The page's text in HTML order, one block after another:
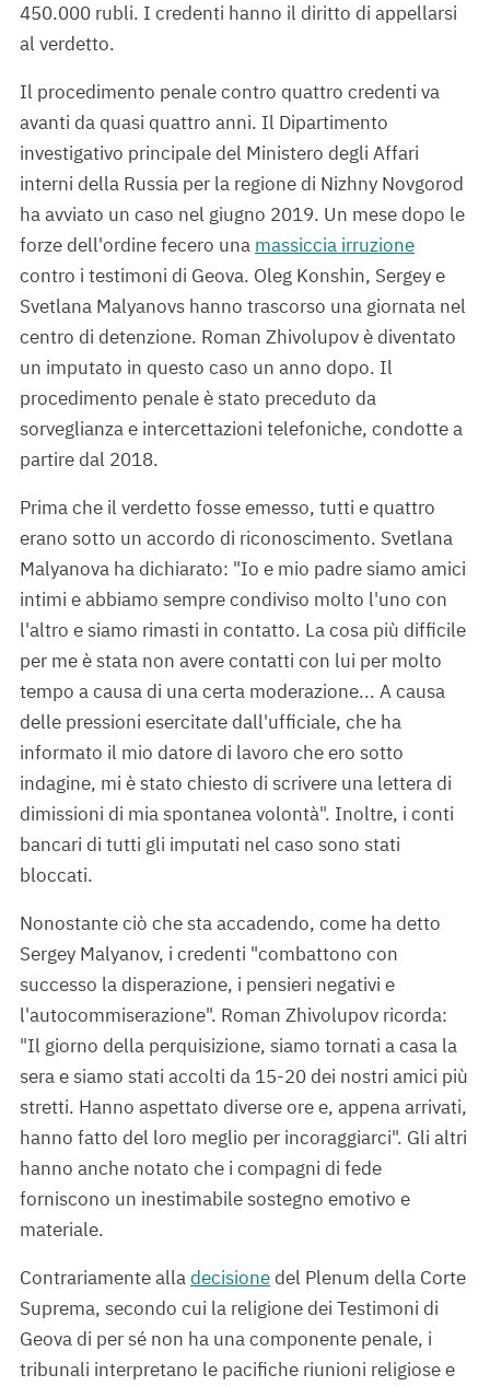
450.000 rubli. I credenti hanno il diritto di appellarsi
al verdetto.
Il procedimento penale contro quattro credenti va
avanti da quasi quattro anni. Il Dipartimento
investigativo principale del Ministero degli Affari
interni della Russia per la regione di Nizhny Novgorod
ha avviato un caso nel giugno 2019. Un mese dopo le
forze dell'ordine fecero una massiccia irruzione
contro i testimoni di Geova. Oleg Konshin, Sergey e
Svetlana Malyanovs hanno trascorso una giornata nel
centro di detenzione. Roman Zhivolupov è diventato
un imputato in questo caso un anno dopo. Il
procedimento penale è stato preceduto da
sorveglianza e intercettazioni telefoniche, condotte a
partire dal 2018.
Prima che il verdetto fosse emesso, tutti e quattro
erano sotto un accordo di riconoscimento. Svetlana
Malyanova ha dichiarato: "Io e mio padre siamo amici
intimi e abbiamo sempre condiviso molto l'uno con
l'altro e siamo rimasti in contatto. La cosa più difficile
per me è stata non avere contatti con lui per molto
tempo a causa di una certa moderazione... A causa
delle pressioni esercitate dall'ufficiale, che ha
informato il mio datore di lavoro che ero sotto
indagine, mi è stato chiesto di scrivere una lettera di
dimissioni di mia spontanea volontà". Inoltre, i conti
bancari di tutti gli imputati nel caso sono stati
bloccati.
Nonostante ciò che sta accadendo, come ha detto
Sergey Malyanov, i credenti "combattono con
successo la disperazione, i pensieri negativi e
l'autocommiserazione". Roman Zhivolupov ricorda:
"Il giorno della perquisizione, siamo tornati a casa la
sera e siamo stati accolti da 15-20 dei nostri amici più
stretti. Hanno aspettato diverse ore e, appena arrivati,
hanno fatto del loro meglio per incoraggiarci". Gli altri
hanno anche notato che i compagni di fede
forniscono un inestimabile sostegno emotivo e
materiale.
Contrariamente alladecisionedel Plenum della Corte
Suprema, secondo cui la religione dei Testimoni di
Geova di per sé non ha una componente penale, i
tribunali interpretano le pacifiche riunioni religiose e